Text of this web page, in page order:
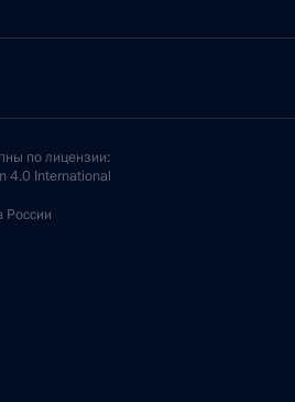
по лицензии:
4.0 International
России